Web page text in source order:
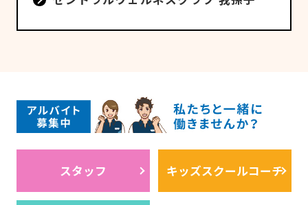
スタッフ キッズスクールコーチ